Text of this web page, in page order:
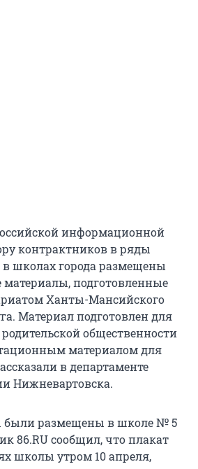
информационной
контрактников в ряды
школах города размещены
подготовленные
Ханты-Мансийского
Материал подготовлен для
общественности
материалом для
в департаменте
Нижневартовска.
были размещены в школе № 5
86.RU сообщил, что плакат
школы утром 10 апреля,